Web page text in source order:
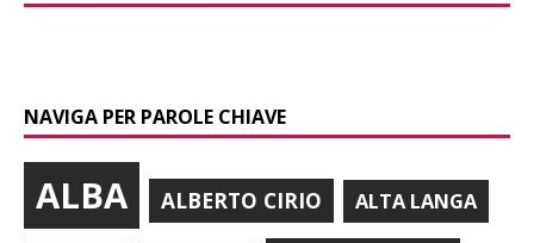
NAVIGA PER PAROLE CHIAVE
ALBA ALBERTO CIRIO ALTA LANGA